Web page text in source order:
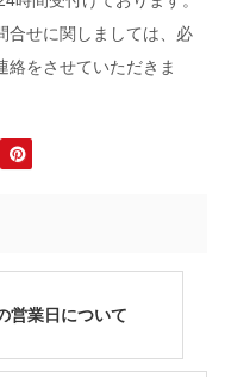
合せに関しましては、必
絡をさせていただきま
営業日について